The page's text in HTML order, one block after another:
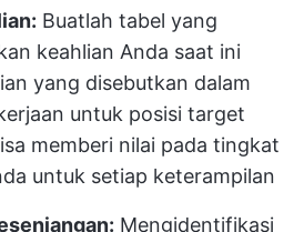
Buatlah tabel yang
keahlian Anda saat ini
yang disebutkan dalam
untuk posisi target
memberi nilai pada tingkat
untuk setiap keterampilan
Mengidentifikasi